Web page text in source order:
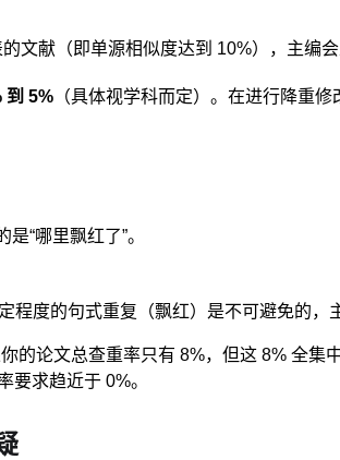
献（即单源相似度达到 10%），主编会
到 5% （具体视学科而定）。在进行降重
“哪里飘红了”。
程度的句式重复（飘红）是不可避免的，
的论文总查重率只有 8%，但这 8% 全集
要求趋近于 0%。